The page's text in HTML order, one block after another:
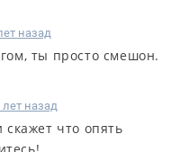
назад
ты просто смешон.
лет назад
что опять